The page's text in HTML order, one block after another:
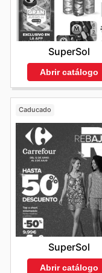
SuperSol
Abrir catálogo
Caducado
SuperSol
Abrir catálogo